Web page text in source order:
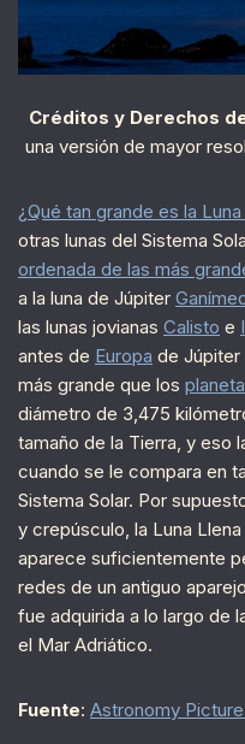
Créditos y Derechos
una versión de mayor
¿Qué tan grande es la
otras lunas del Sistema
ordenada de las más
a la luna de Júpiter
las lunas jovianas Calisto e
antes de Europa de Júpiter
más grande que los
diámetro de 3,475
tamaño de la Tierra, y eso
cuando se le compara en
Sistema Solar. Por
y crepúsculo, la Luna
aparece suficientemente
redes de un antiguo
fue adquirida a lo largo de
el Mar Adriático.
Fuente: Astronomy